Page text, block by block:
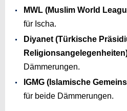
MWL (Muslim World
für Ischa.
Diyanet (Türkische
Dämmerungen.
IGMG (Islamische
für beide Dämmerungen.